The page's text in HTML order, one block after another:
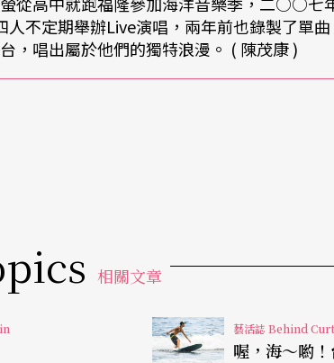
回，卻從不厭倦，「對我來說那個景象很有趣
後，可以看見海轉成透明、清澈的白，甚至
參加海洋音樂季，泡在海裡看日出的奇特經
起，我相信這是許多人嚮往的日常景色，可
她都要盡興玩浪，每個看日出的記憶她都深
，更加深了賴盈螢在海裡「不覺孤單」的心
移，甚至還當你是外來過客、路人甲乙，時不
隻魚往我的臉衝過來，我快嚇死了，在海中
人不定期舉辦Live演唱，兩年前也錄製了單
，唱出屬於他們的獨特浪漫。 ( 陳茂康 )
相關文章
藝活誌 Behind
喔，海～喲